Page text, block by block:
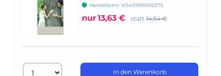
Herstellernr: V040999000275
nur13,63 € statt 14,54 €
In den Warenkorb